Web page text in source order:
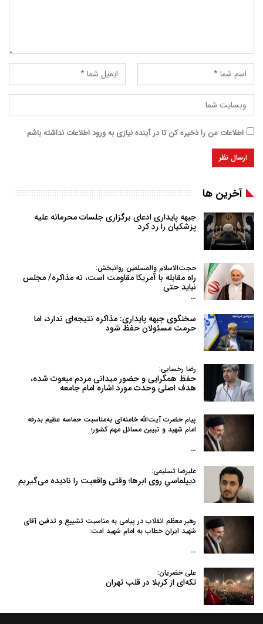
اطلاعات من را ذخیره کن تا در آینده نیازی به ورود اطلاعات نداشته باشم
آخرین ها
جبهه پایداری ادعای برگزاری جلسات محرمانه علیه
پزشکیان را رد کرد
حجت‌الاسلام والمسلمین روانبخش:
راه مقابله با آمریکا مقاومت است، نه مذاکره/ مجلس
نباید حتی
…
سخنگوی جبهه پایداری: مذاکره نتیجه‌ای ندارد، اما
حرمت مسئولان حفظ شود
رضا رخسایی:
حفظ همگرایی و حضور میدانی مردم مبعوث شده،
هدف اصلی وحدت مورد اشاره امام جامعه
پیام حضرت آیت‌الله خامنه‌ای به‌مناسبت حماسه عظیم بدرقه
امام شهید و تبیین مسائل مهم کشور؛
…
علیرضا تسلیمی:
دیپلماسیِ روی ابرها؛ وقتی واقعیت را نادیده می‌گیریم
رهبر معظم انقلاب در پیامی به‌ مناسبت تشییع و تدفین آقای
شهید ایران خطاب به امام شهید امت:
…
علی خضریان:
تکه‌ای از کربلا در قلب تهران